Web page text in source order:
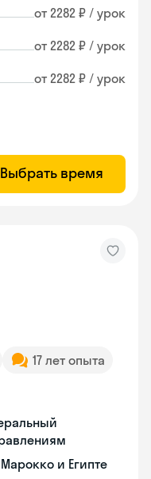
от 2282 ₽ / урок
от 2282 ₽ / урок
от 2282 ₽ / урок
Выбрать время
17 лет опыта
и Египте